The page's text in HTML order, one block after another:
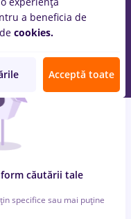
(de acasa)
/ Sanatate
căutării tale
specifice sau mai puține
a beneficia de
cookies.
Acceptă toate